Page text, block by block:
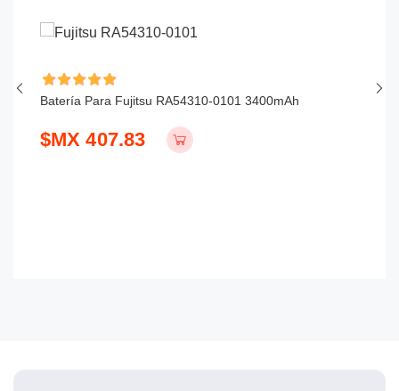
Batería Para Fujitsu RA54310-0101 3400mAh
$MX 407.83